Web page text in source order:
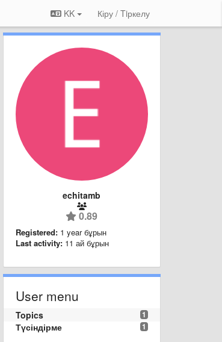
KK Кіру / Tiркелу
echitamb
0.89
Registered: 1 year бұрын
Last activity: 11 ай бұрын
User menu
1
Topics
1
Түсіндірме